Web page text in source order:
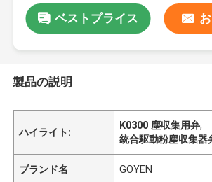
ベストプライス
製品の説明
ハイライト:
K0300 塵収集用弁,
統合駆動粉塵収集器
ブランド名 GOYEN